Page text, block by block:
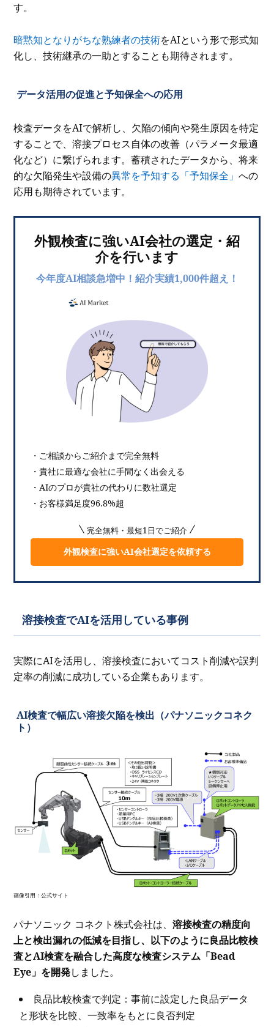
す。
暗黙知となりがちな熟練者の技術をAIという形で形式知
化し、技術継承の一助とすることも期待されます。
データ活用の促進と予知保全への応用
検査データをAIで解析し、欠陥の傾向や発生原因を特定
することで、溶接プロセス自体の改善（パラメータ最適
化など）に繋げられます。蓄積されたデータから、将来
的な欠陥発生や設備の異常を予知する「予知保全」への
応用も期待されています。
外観検査に強いAI会社の選定・紹
介を行います
今年度AI相談急増中！紹介実績1,000件超え！
・ご相談からご紹介まで完全無料
・貴社に最適な会社に手間なく出会える
・AIのプロが貴社の代わりに数社選定
・お客様満足度96.8%超
完全無料・最短1日でご紹介
外観検査に強いAI会社選定を依頼する
溶接検査でAIを活用している事例
実際にAIを活用し、溶接検査においてコスト削減や誤判
定率の削減に成功している企業もあります。
AI検査で幅広い溶接欠陥を検出（パナソニックコネク
ト）
画像引用：公式サイト
パナソニック コネクト株式会社は、溶接検査の精度向
上と検出漏れの低減を目指し、以下のように良品比較検
査とAI検査を融合した高度な検査システム「Bead
Eye」を開発しました。
良品比較検査で判定：事前に設定した良品データ
と形状を比較、一致率をもとに良否判定